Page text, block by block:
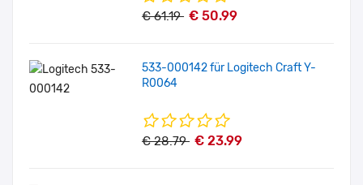
€ 61.19 € 50.99
533-000142 für Logitech Craft Y-
R0064
€ 28.79 € 23.99